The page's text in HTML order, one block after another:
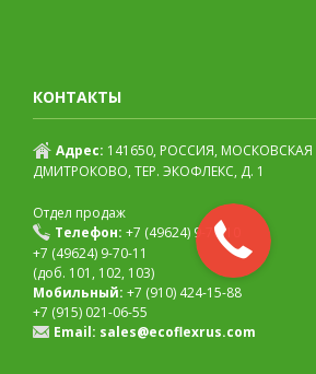
КОНТАКТЫ
Адрес: 141650, РОССИЯ,
ДМИТРОКОВО, ТЕР. ЭКОФЛЕКС, Д. 1
Отдел продаж
Телефон: +7 (49624) 9-70-10
+7 (49624) 9-70-11
(доб. 101, 102, 103)
Мобильный: +7 (910) 424-15-88
+7 (915) 021-06-55
Email: sales@ecoflexrus.com